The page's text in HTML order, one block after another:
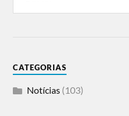
CATEGORIAS
Notícias (103)